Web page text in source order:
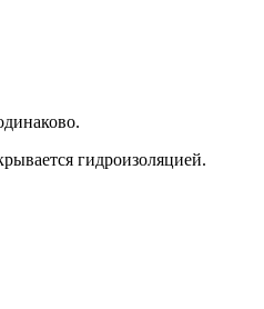
гидроизоляцией.